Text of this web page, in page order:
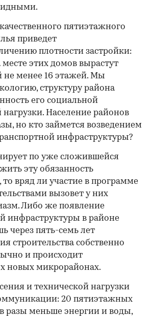
пятиэтажного
приведет
плотности застройки:
этих домов вырастут
не менее 16 этажей. Мы
структуру района
его социальной
Население районов
но кто займется возведением
инфраструктуры?
по уже сложившейся
эту обязанность
то вряд ли участие в программе
вызовет у них
Либо же появление
инфраструктуры в районе
через пять-семь лет
строительства собственно
и происходит
новых микрорайонах.
и технической нагрузки
20 пятиэтажных
разы меньше энергии и воды,